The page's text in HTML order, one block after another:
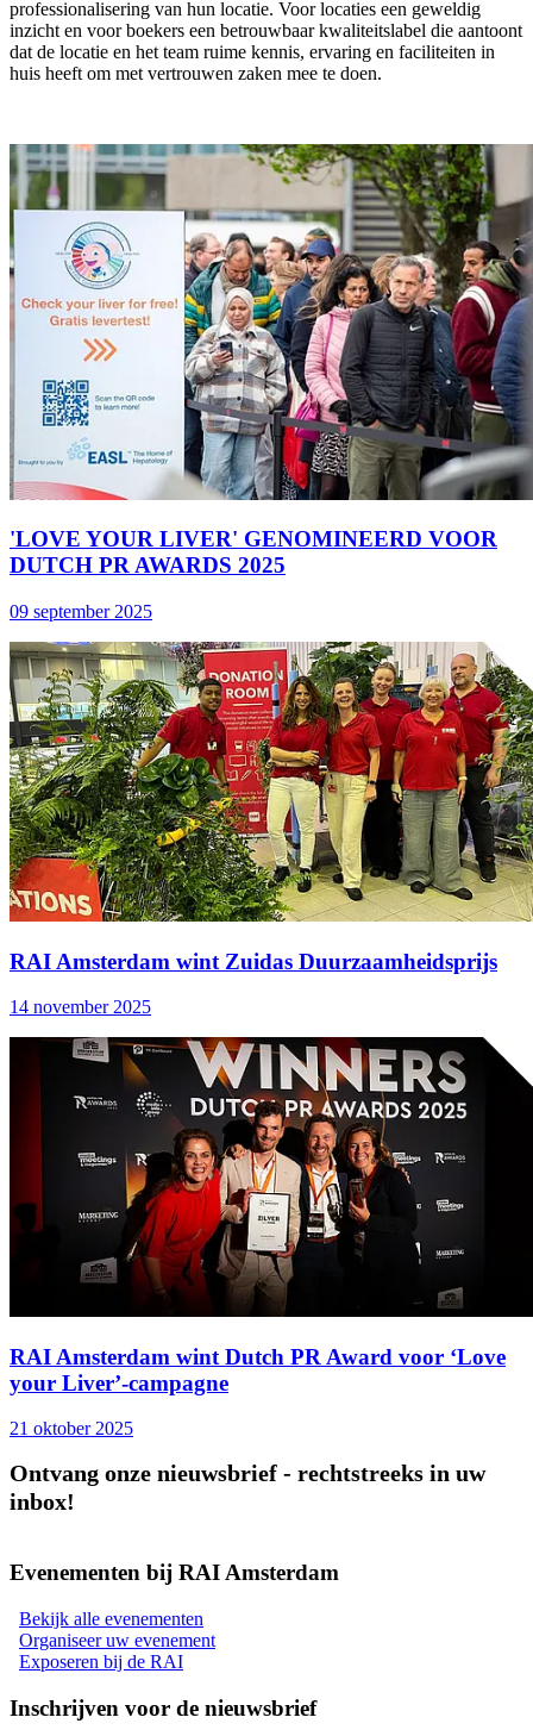
professionalisering van hun locatie. Voor locaties een geweldig
inzicht en voor boekers een betrouwbaar kwaliteitslabel die aantoont
dat de locatie en het team ruime kennis, ervaring en faciliteiten in
huis heeft om met vertrouwen zaken mee te doen.
'LOVE YOUR LIVER' GENOMINEERD VOOR
DUTCH PR AWARDS 2025
09 september 2025
RAI Amsterdam wint Zuidas Duurzaamheidsprijs
14 november 2025
RAI Amsterdam wint Dutch PR Award voor ‘Love
your Liver’-campagne
21 oktober 2025
Ontvang onze nieuwsbrief - rechtstreeks in uw
inbox!
Evenementen bij RAI Amsterdam
Bekijk alle evenementen
Organiseer uw evenement
Exposeren bij de RAI
Inschrijven voor de nieuwsbrief